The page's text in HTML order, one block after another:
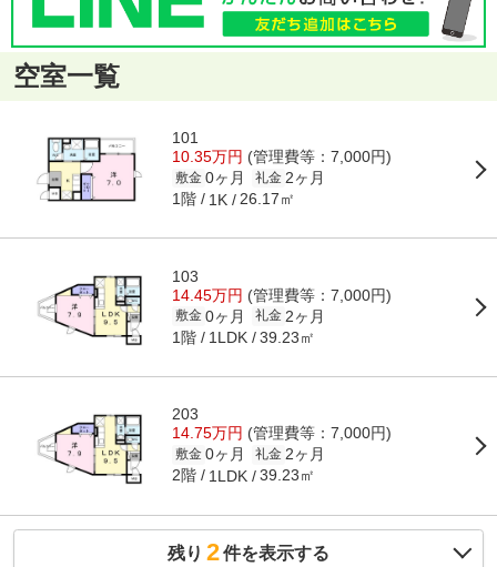
空室一覧
101
10.35万円 (管理費等：7,000円)
敷金 0ヶ月 礼金 2ヶ月
1階 1K 26.17㎡
103
14.45万円 (管理費等：7,000円)
敷金 0ヶ月 礼金 2ヶ月
1階 1LDK 39.23㎡
203
14.75万円 (管理費等：7,000円)
敷金 0ヶ月 礼金 2ヶ月
2階 1LDK 39.23㎡
残り 2件を表示する